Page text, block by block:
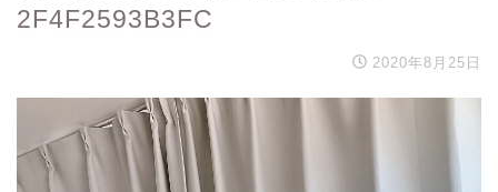
2F4F2593B3FC
2020年8月25日